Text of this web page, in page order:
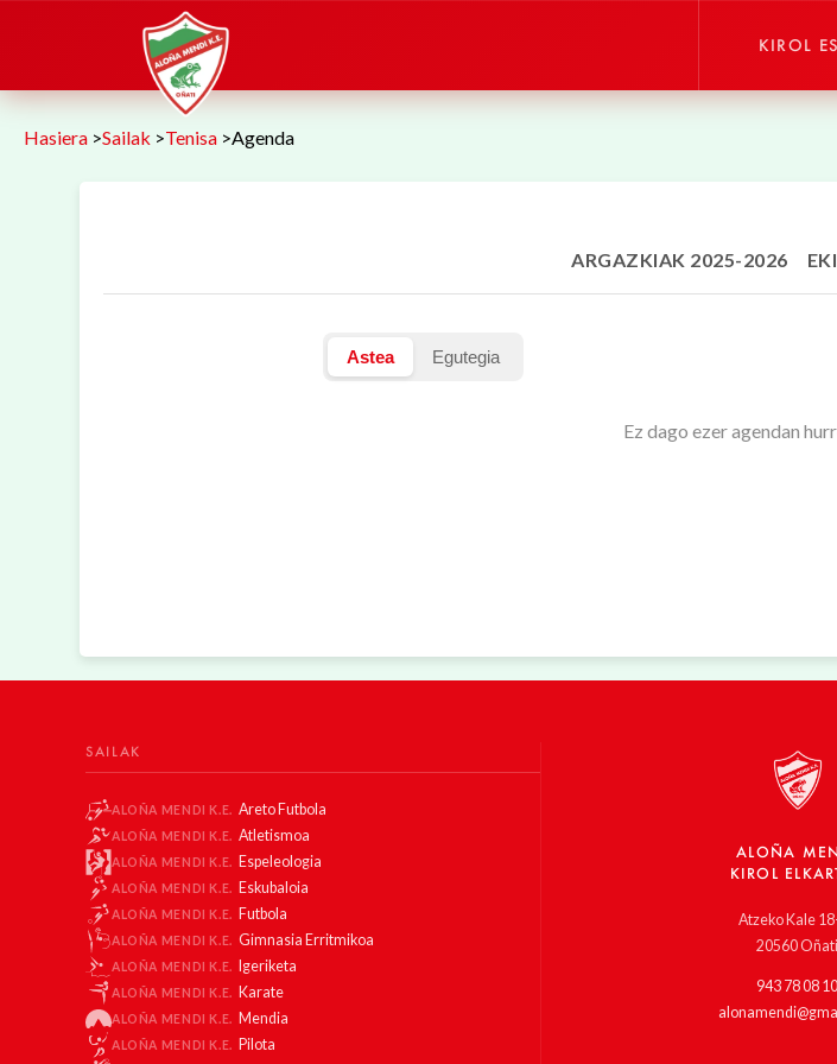
KIROL
Hasiera >Sailak >Tenisa >Agenda
ARGAZKIAK 2025-2026
Astea Egutegia
Ez dago ezer agendan
SAILAK
ALOÑA MENDI K.E. Areto Futbola
ALOÑA MENDI K.E. Atletismoa
ALOÑA MENDI K.E. Espeleologia
ALOÑA MENDI K.E. Eskubaloia
ALOÑA MENDI K.E. Futbola
ALOÑA MENDI K.E. Gimnasia Erritmikoa
ALOÑA MENDI K.E. Igeriketa
ALOÑA MENDI K.E. Karate
ALOÑA MENDI K.E. Mendia
ALOÑA MENDI K.E.
Pilota
ALOÑA
KIROL
Atzeko Kale
20560 Oñati
943 78 08 10